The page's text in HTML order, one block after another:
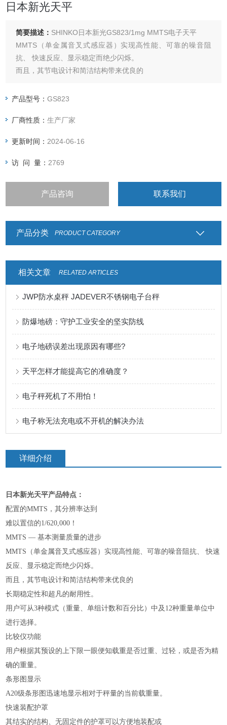
日本新光天平
简要描述： SHINKO日本新光GS823/1mg MMTS电子天平
MMTS（单金属音叉式感应器）实现高性能、可靠的噪音阻
抗、 快速反应、显示稳定而绝少闪烁。
而且，其节电设计和简洁结构带来优良的
产品型号：GS823
厂商性质：生产厂家
更新时间： 2024-06-16
访 问 量： 2769
产品咨询 联系我们
产品分类 PRODUCT CATEGORY
相关文章 RELATED ARTICLES
JWP防水桌秤 JADEVER不锈钢电子台秤
防爆地磅：守护工业安全的坚实防线
电子地磅误差出现原因有哪些?
天平怎样才能提高它的准确度？
电子秤死机了不用怕！
电子称无法充电或不开机的解决办法
详细介绍
日本新光天平产品特点 ：
配置的MMTS，其分辨率达到
难以置信的1/620,000！
MMTS — 基本测量质量的进步
MMTS（单金属音叉式感应器）实现高性能、可靠的噪音阻抗、 快速
反应、显示稳定而绝少闪烁。
而且，其节电设计和简洁结构带来优良的
长期稳定性和超凡的耐用性。
用户可从3种模式（重量、单组计数和百分比）中及12种重量单位中
进行选择。
比较仪功能
用户根据其预设的上下限一眼便知载重是否过重、过轻，或是否为精
确的重量。
条形图显示
A20级条形图迅速地显示相对于秤量的当前载重量。
快速装配护罩
其结实的结构、无固定件的护罩可以方便地装配或